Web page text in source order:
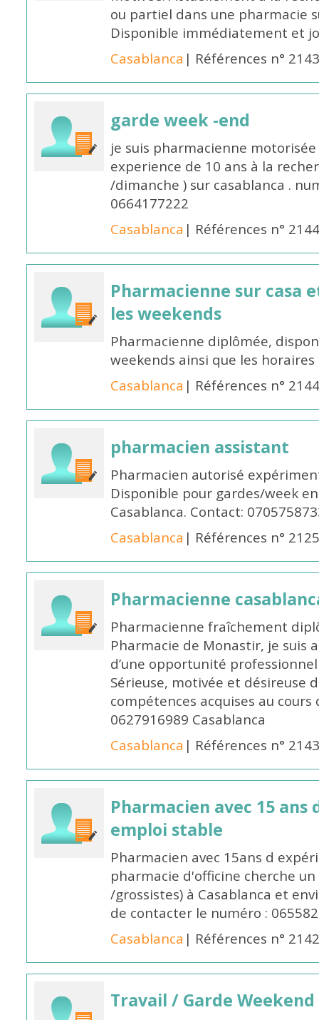
ou partiel dans une pharmacie
Disponible immédiatement et
Casablanca | Références n°
garde week -end
je suis pharmacienne
experience de 10 ans à la
/dimanche ) sur casablanca .
0664177222
Casablanca | Références n°
Pharmacienne sur casa
les weekends
Pharmacienne diplômée,
weekends ainsi que les
Casablanca | Références n°
pharmacien assistant
Pharmacien autorisé
Disponible pour gardes/week
Casablanca. Contact:
Casablanca | Références n°
Pharmacienne
Pharmacienne fraîchement
Pharmacie de Monastir, je suis
d’une opportunité
Sérieuse, motivée et désireuse
compétences acquises au
0627916989 Casablanca
Casablanca | Références n°
Pharmacien avec 15
emploi stable
Pharmacien avec 15ans d
pharmacie d'officine cherche
/grossistes) à Casablanca et
de contacter le numéro :
Casablanca | Références n°
Travail / Garde Weekend